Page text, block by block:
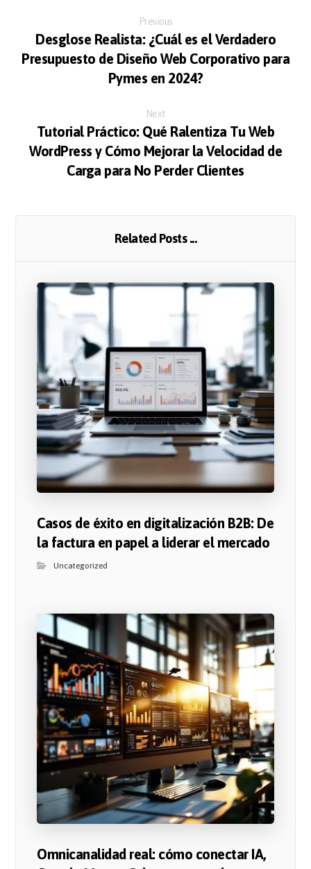
Previous
Desglose Realista: ¿Cuál es el Verdadero
Presupuesto de Diseño Web Corporativo para
Pymes en 2024?
Next
Tutorial Práctico: Qué Ralentiza Tu Web
WordPress y Cómo Mejorar la Velocidad de
Carga para No Perder Clientes
Related Posts ...
Casos de éxito en digitalización B2B: De
la factura en papel a liderar el mercado
Uncategorized
Omnicanalidad real: cómo conectar IA,